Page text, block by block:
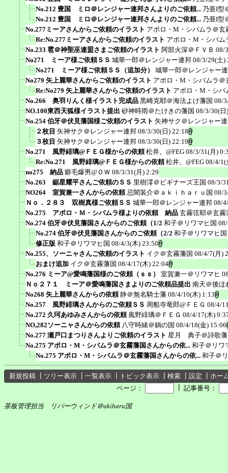
No.212 豊国 ミロ＠レンジャー連邦さんよりのご依頼... 乃亜I型
No.212 豊国 ミロ＠レンジャー連邦さんよりのご依頼... 乃亜I型
No.277ミーアさんからご依頼のイラスト アポロ・M・シバムラ＠玄
Re:No.277ミーアさんからご依頼のイラスト アポロ・M・シバム
No.233 雹＠神聖巫連盟さまご依頼のイラスト 阿部火深＠ＦＶＢ 08/
No271 ミーア様ご依頼ＳＳ 城華一郎＠レンジャー連邦 08/3/29(土)
No271 ミーア様ご依頼ＳＳ（追加分）
城華一郎＠レンジャー
No279 矢上麗華さんからご依頼のイラスト アポロ・M・シバムラ＠
Re:No279 矢上麗華さんからご依頼のイラスト アポロ・M・シバ
No.266 奥羽りんく様イラスト完成品 黒崎克耶＠海法よけ藩国 08/
NO.100東西天狐様イラスト提出 砂神時雨＠たけきの藩国 08/3/30(日
No.254 伯牙＠伏見藩国様ご依頼のイラスト 矢神サク＠レンジャー
２枚目 矢神サク＠レンジャー連邦 08/3/30(日) 22:18
３枚目 矢神サク＠レンジャー連邦 08/3/30(日) 22:19
No.271 風野緋璃@ＦＥＧ様からの依頼 松井。@FEG 08/3/31(月)
Re:No.271 風野緋璃@ＦＥＧ様からの依頼 松井。@FEG 08/4/1(
no275 納品 癖毛爆男@ＯＷ 08/3/31(月) 2:29
No.263 鋸星耀平さんご依頼のＳＳ 里樹澪＠ビギナーズ王国 08/3/
NO264 室賀兼一さんからの依頼 忌闇装介＠ａｋｉｈａｒｕ国 08/
Ｎｏ．２８３ 双樹真様ご依頼ＳＳ 城華一郎＠レンジャー連邦 08/
No.275 アポロ・Ｍ・シバムラ様よりの依頼 納品 玄霧弦耶＠玄霧
No.274 伯牙＠伏見藩国さんからのご依頼（1/2 和子＠リワマヒ国
No.274 伯牙＠伏見藩国さんからのご依頼（2/2 和子＠リワマヒ国
修正版 和子＠リワマヒ国 08/4/3(木) 23:50
No.255、ソーニャさんご依頼のイラスト イク＠玄霧藩国 08/4/7(月)
おまけ追加 イク＠玄霧藩国 08/4/17(木) 22:04
No.276 ミーア@愛鳴藩国様のご依頼（ｓｓ）
室賀兼一＠リワマヒ
Ｎｏ２７１ ミーア＠愛鳴藩国さまよりのご依頼品提出 南天＠後ほ
No268 矢上麗華さんからの依頼 静＠無名騎士藩 08/4/10(木) 1:13
No.257 風野緋璃さんからのご依頼ＳＳ 周船寺竜郎@ＦＥＧ 08/4/
No.272 久珂あゆみさんからの依頼 風野緋璃＠ＦＥＧ 08/4/17(木)
NO,282ソーニャさんからの依頼 八守時緒＠鍋の国 08/4/18(金) 15:06
No.277 瀬戸口まつりさんよりご依頼のイラスト 星月 典子＠詩歌
No.275 アポロ・M・シバムラ＠玄霧藩国さんからの依... 和子＠リワ
No.275 アポロ・M・シバムラ＠玄霧藩国さんからの依... 和子＠
新規投稿 ツリー表示 一覧表示 トピック表示 検索 設定
ホー
ページ：
記事番号：
茶板管理担当 リバーウィンド＠akiharu国